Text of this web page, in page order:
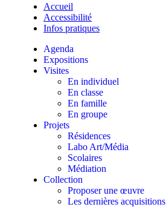
Accueil
Accessibilité
Infos pratiques
Agenda
Expositions
Visites
En individuel
En classe
En famille
En groupe
Projets
Résidences
Labo Art/Média
Scolaires
Médiation
Collection
Proposer une œuvre
Les dernières acquisitions